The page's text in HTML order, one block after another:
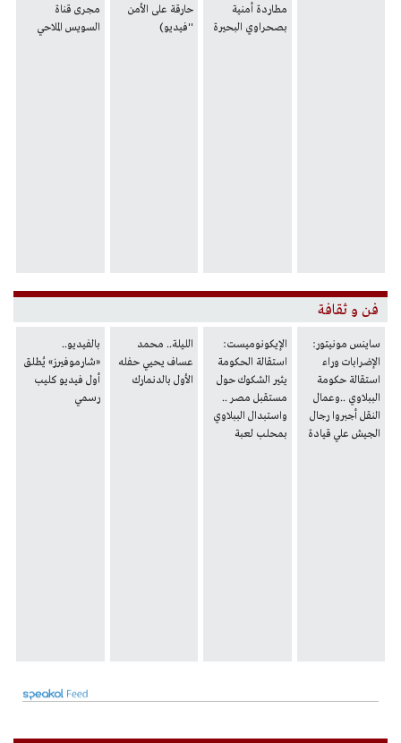
مطاردة أمنية
بصحراوي البحيرة
حارقة على الأمن
''فيديو)
مجرى قناة
السويس الملاحي
فن و ثقافة
ساينس مونيتور:
الإضرابات وراء
استقالة حكومة
الببلاوي ..وعمال
النقل أجبروا رجال
الجيش علي قيادة
الإيكونوميست:
استقالة الحكومة
يثير الشكوك حول
مستقبل مصر ..
واستبدال الببلاوي
بمحلب لعبة
الليلة.. محمد
عساف يحيي حفله
الأول بالدنمارك
بالفيديو..
«شارموفيرز» يُطلق
أول فيديو كليب
رسمي